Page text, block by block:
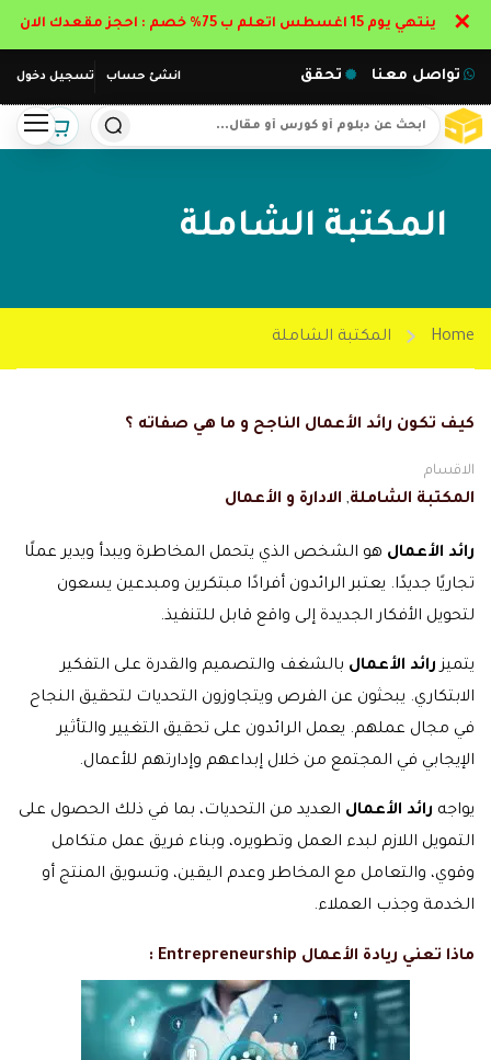
انشئ حساب تسجيل دخول تواصل معنا تحقق
المكتبة الشاملة
Home المكتبة الشاملة
كيف تكون رائد الأعمال الناجح و ما هي صفاته ؟
الاقسام
المكتبة الشاملة, الادارة و الأعمال
رائد الأعمال هو الشخص الذي يتحمل المخاطرة ويبدأ ويدير عملًا
تجاريًا جديدًا. يعتبر الرائدون أفرادًا مبتكرين ومبدعين يسعون
لتحويل الأفكار الجديدة إلى واقع قابل للتنفيذ.
يتميزرائد الأعمال بالشغف والتصميم والقدرة على التفكير
الابتكاري. يبحثون عن الفرص ويتجاوزون التحديات لتحقيق النجاح
في مجال عملهم. يعمل الرائدون على تحقيق التغيير والتأثير
الإيجابي في المجتمع من خلال إبداعهم وإدارتهم للأعمال.
يواجه رائد الأعمال العديد من التحديات، بما في ذلك الحصول على
التمويل اللازم لبدء العمل وتطويره، وبناء فريق عمل متكامل
وقوي، والتعامل مع المخاطر وعدم اليقين، وتسويق المنتج أو
الخدمة وجذب العملاء.
ماذا تعني ريادة الأعمال Entrepreneurship :
ينتهي يوم 15 اغسطس اتعلم ب 75% خصم : احجز مقعدك الان ✕